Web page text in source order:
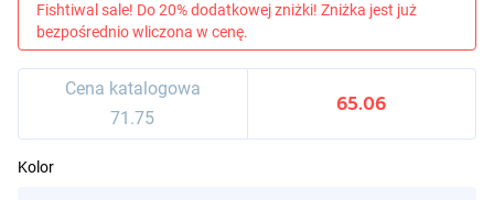
Fishtiwal sale! Do 20% dodatkowej zniżki! Zniżka jest już
bezpośrednio wliczona w cenę.
Cena katalogowa
71.75
65.06
Kolor